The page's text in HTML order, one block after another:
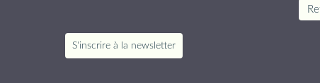
S'inscrire à la newsletter